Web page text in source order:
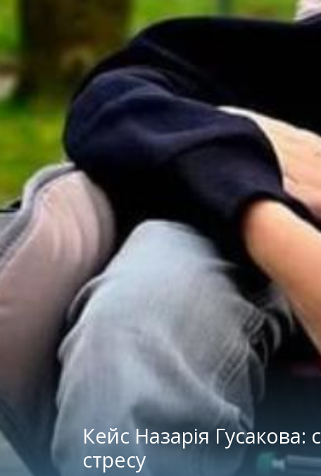
Кейс Назарія Гусакова:
стресу